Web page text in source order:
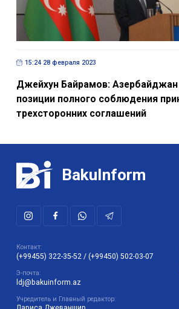
15:24 28 февраля 2023
Джейхун Байрамов: Азербайджан
позиции полного соблюдения
трехсторонних соглашений
BakuInform
Контакт:
(+99455) 322-35-52/ (+99450) 502-03-07
Э-почта:
ldj@bakuinform.az
Учредитель и Главный редактор: